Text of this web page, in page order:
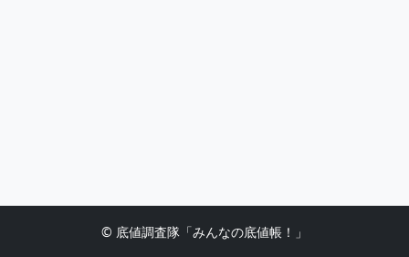
© 底値調査隊「みんなの底値帳！」